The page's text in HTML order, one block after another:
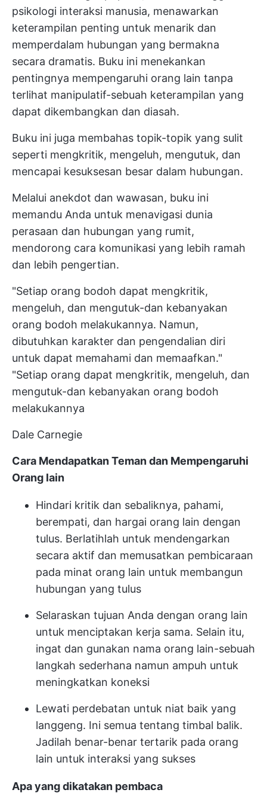
psikologi interaksi manusia, menawarkan
keterampilan penting untuk menarik dan
memperdalam hubungan yang bermakna
secara dramatis. Buku ini menekankan
pentingnya mempengaruhi orang lain tanpa
terlihat manipulatif-sebuah keterampilan yang
dapat dikembangkan dan diasah.
Buku ini juga membahas topik-topik yang sulit
seperti mengkritik, mengeluh, mengutuk, dan
mencapai kesuksesan besar dalam hubungan.
Melalui anekdot dan wawasan, buku ini
memandu Anda untuk menavigasi dunia
perasaan dan hubungan yang rumit,
mendorong cara komunikasi yang lebih ramah
dan lebih pengertian.
"Setiap orang bodoh dapat mengkritik,
mengeluh, dan mengutuk-dan kebanyakan
orang bodoh melakukannya. Namun,
dibutuhkan karakter dan pengendalian diri
untuk dapat memahami dan memaafkan."
"Setiap orang dapat mengkritik, mengeluh, dan
mengutuk-dan kebanyakan orang bodoh
melakukannya
Dale Carnegie
Cara Mendapatkan Teman dan Mempengaruhi
Orang lain
Hindari kritik dan sebaliknya, pahami,
berempati, dan hargai orang lain dengan
tulus. Berlatihlah untuk mendengarkan
secara aktif dan memusatkan pembicaraan
pada minat orang lain untuk membangun
hubungan yang tulus
Selaraskan tujuan Anda dengan orang lain
untuk menciptakan kerja sama. Selain itu,
ingat dan gunakan nama orang lain-sebuah
langkah sederhana namun ampuh untuk
meningkatkan koneksi
Lewati perdebatan untuk niat baik yang
langgeng. Ini semua tentang timbal balik.
Jadilah benar-benar tertarik pada orang
lain untuk interaksi yang sukses
Apa yang dikatakan pembaca